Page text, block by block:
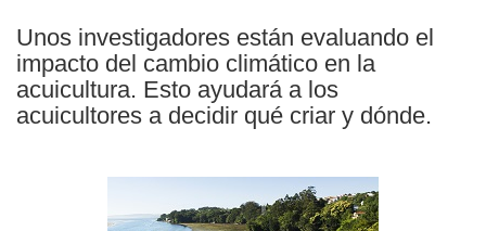
Unos investigadores están evaluando el
impacto del cambio climático en la
acuicultura. Esto ayudará a los
acuicultores a decidir qué criar y dónde.